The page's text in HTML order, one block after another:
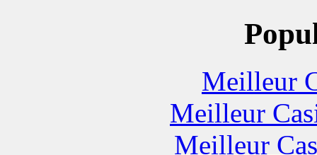
Meilleur
Meilleur
Meilleur